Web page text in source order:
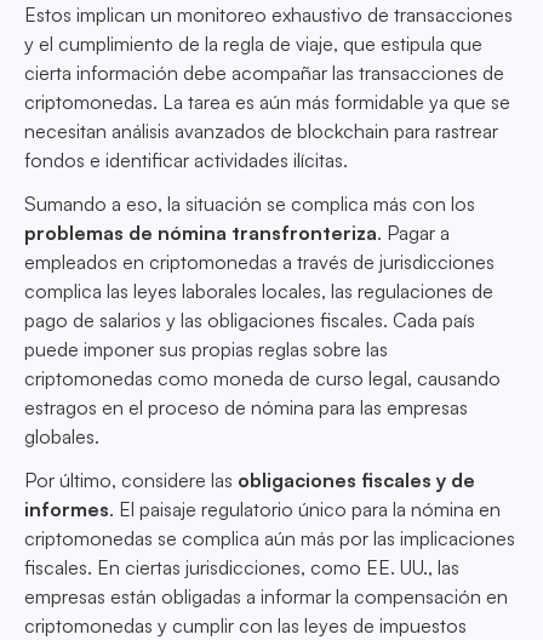
Estos implican un monitoreo exhaustivo de transacciones
y el cumplimiento de la regla de viaje, que estipula que
cierta información debe acompañar las transacciones de
criptomonedas. La tarea es aún más formidable ya que se
necesitan análisis avanzados de blockchain para rastrear
fondos e identificar actividades ilícitas.
Sumando a eso, la situación se complica más con los
problemas de nómina transfronteriza. Pagar a
empleados en criptomonedas a través de jurisdicciones
complica las leyes laborales locales, las regulaciones de
pago de salarios y las obligaciones fiscales. Cada país
puede imponer sus propias reglas sobre las
criptomonedas como moneda de curso legal, causando
estragos en el proceso de nómina para las empresas
globales.
Por último, considere las obligaciones fiscales y de
informes. El paisaje regulatorio único para la nómina en
criptomonedas se complica aún más por las implicaciones
fiscales. En ciertas jurisdicciones, como EE. UU., las
empresas están obligadas a informar la compensación en
criptomonedas y cumplir con las leyes de impuestos